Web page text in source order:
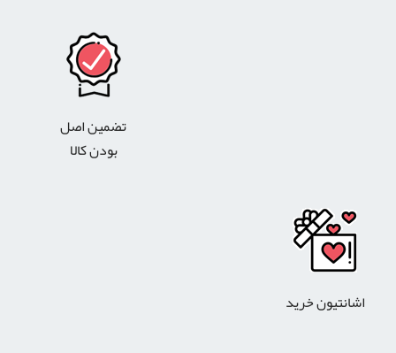
تضمین اصل
بودن کالا
اشانتیون خرید